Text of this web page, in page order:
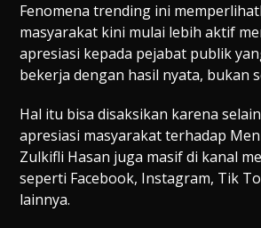
Fenomena trending ini
masyarakat kini mulai lebih aktif
apresiasi kepada pejabat publik
bekerja dengan hasil nyata, bukan
Hal itu bisa disaksikan karena selain
apresiasi masyarakat terhadap
Zulkifli Hasan juga masif di kanal
seperti Facebook, Instagram, Tik
lainnya.